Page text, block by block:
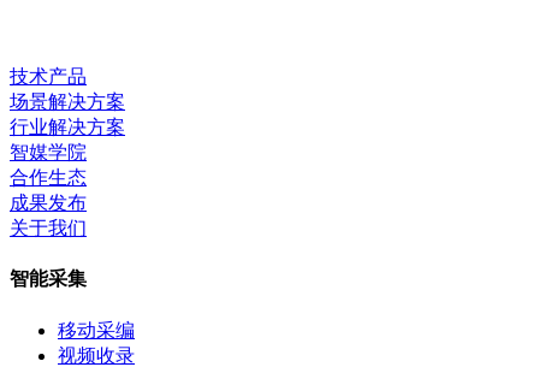
技术产品
场景解决方案
行业解决方案
智媒学院
合作生态
成果发布
关于我们
智能采集
移动采编
视频收录